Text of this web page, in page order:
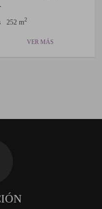
252 m2
VER MÁS